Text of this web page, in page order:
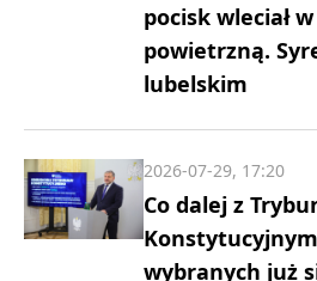
pocisk wleciał
powietrzną.
lubelskim
Co dalej z
wybranych już
2026-07-29, 17:20